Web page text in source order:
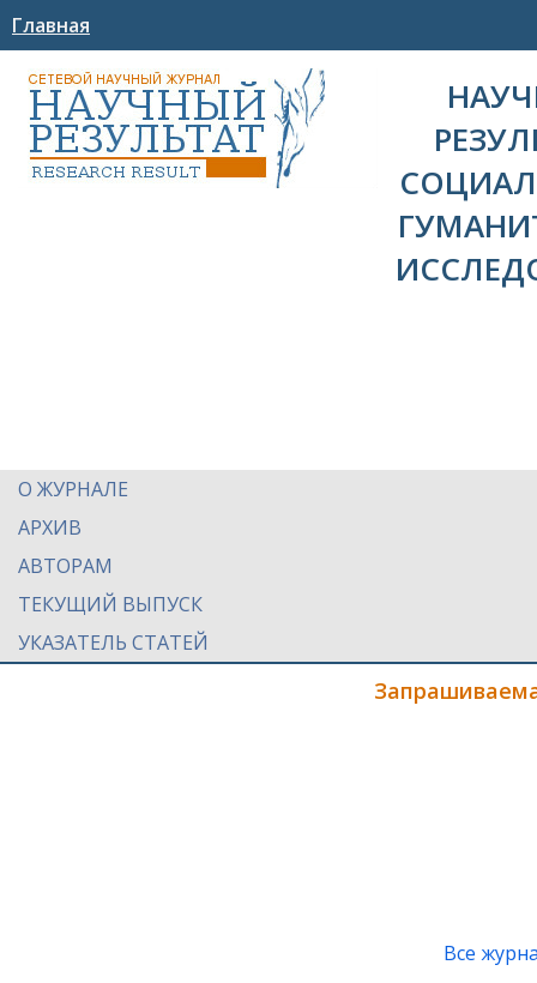
Главная
О ЖУРНАЛЕ
АРХИВ
АВТОРАМ
ТЕКУЩИЙ ВЫПУСК
УКАЗАТЕЛЬ СТАТЕЙ
Все